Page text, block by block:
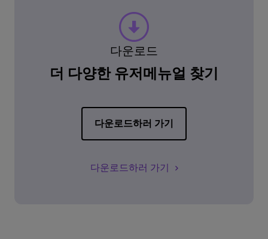
다운로드
더 다양한 유저메뉴얼 찾기
다운로드하러 가기
다운로드하러 가기